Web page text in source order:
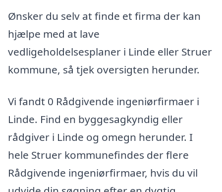
Ønsker du selv at finde et firma der kan
hjælpe med at lave
vedligeholdelsesplaner i Linde eller Struer
kommune, så tjek oversigten herunder.
Vi fandt 0 Rådgivende ingeniørfirmaer i
Linde. Find en byggesagkyndig eller
rådgiver i Linde og omegn herunder. I
hele Struer kommunefindes der flere
Rådgivende ingeniørfirmaer, hvis du vil